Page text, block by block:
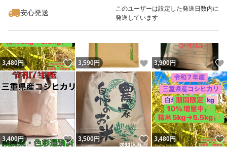
安心発送
このユーザーは設定した発送日数内に
発送しています
3,480円 いいね！
3,590円 いいね！
3,900円
3,400円 いいね！
3,500円 いいね！
3,480円